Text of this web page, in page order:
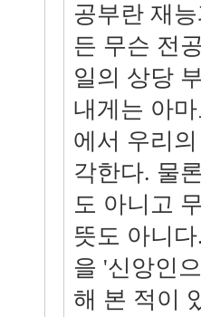
공부란 재
든 무슨 전
일의 상당
내게는 아
에서 우리
각한다. 물
도 아니고
뜻도 아니
을 '신앙인
해 본 적이